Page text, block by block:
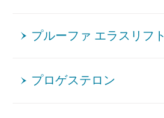
プルーファ エラスリフト
プロゲステロン